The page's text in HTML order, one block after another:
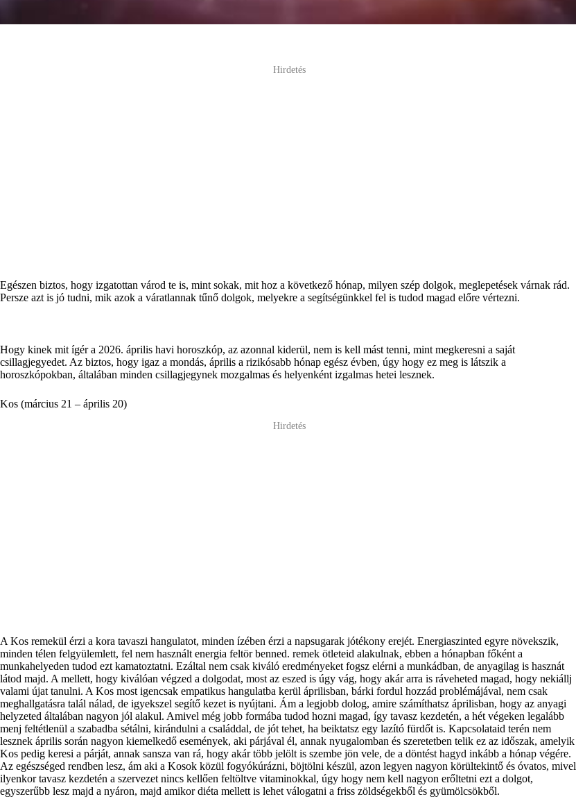
Hirdetés
Egészen biztos, hogy izgatottan várod te is, mint sokak, mit hoz a következő hónap, milyen szép dolgok, meglepetések várnak rád.
Persze azt is jó tudni, mik azok a váratlannak tűnő dolgok, melyekre a segítségünkkel fel is tudod magad előre vértezni.
Hogy kinek mit ígér a 2026. április havi horoszkóp, az azonnal kiderül, nem is kell mást tenni, mint megkeresni a saját
csillagjegyedet. Az biztos, hogy igaz a mondás, április a rizikósabb hónap egész évben, úgy hogy ez meg is látszik a
horoszkópokban, általában minden csillagjegynek mozgalmas és helyenként izgalmas hetei lesznek.
Kos (március 21 – április 20)
Hirdetés
A Kos remekül érzi a kora tavaszi hangulatot, minden ízében érzi a napsugarak jótékony erejét. Energiaszinted egyre növekszik,
minden télen felgyülemlett, fel nem használt energia feltör benned. remek ötleteid alakulnak, ebben a hónapban főként a
munkahelyeden tudod ezt kamatoztatni. Ezáltal nem csak kiváló eredményeket fogsz elérni a munkádban, de anyagilag is hasznát
látod majd. A mellett, hogy kiválóan végzed a dolgodat, most az eszed is úgy vág, hogy akár arra is ráveheted magad, hogy nekiállj
valami újat tanulni. A Kos most igencsak empatikus hangulatba kerül áprilisban, bárki fordul hozzád problémájával, nem csak
meghallgatásra talál nálad, de igyekszel segítő kezet is nyújtani. Ám a legjobb dolog, amire számíthatsz áprilisban, hogy az anyagi
helyzeted általában nagyon jól alakul. Amivel még jobb formába tudod hozni magad, így tavasz kezdetén, a hét végeken legalább
menj feltétlenül a szabadba sétálni, kirándulni a családdal, de jót tehet, ha beiktatsz egy lazító fürdőt is. Kapcsolataid terén nem
lesznek április során nagyon kiemelkedő események, aki párjával él, annak nyugalomban és szeretetben telik ez az időszak, amelyik
Kos pedig keresi a párját, annak sansza van rá, hogy akár több jelölt is szembe jön vele, de a döntést hagyd inkább a hónap végére.
Az egészséged rendben lesz, ám aki a Kosok közül fogyókúrázni, böjtölni készül, azon legyen nagyon körültekintő és óvatos, mivel
ilyenkor tavasz kezdetén a szervezet nincs kellően feltöltve vitaminokkal, úgy hogy nem kell nagyon erőltetni ezt a dolgot,
egyszerűbb lesz majd a nyáron, majd amikor diéta mellett is lehet válogatni a friss zöldségekből és gyümölcsökből.